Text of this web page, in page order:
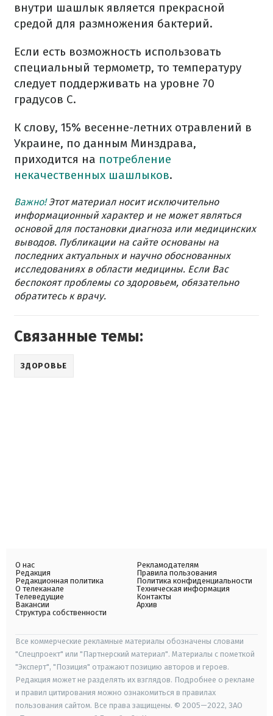
внутри шашлык является прекрасной
средой для размножения бактерий.
Если есть возможность использовать
специальный термометр, то температуру
следует поддерживать на уровне 70
градусов С.
К слову, 15% весенне-летних отравлений в
Украине, по данным Минздрава,
приходится на потребление
некачественных шашлыков.
Важно!Этот материал носит исключительно
информационный характер и не может являться
основой для постановки диагноза или медицинских
выводов. Публикации на сайте основаны на
последних актуальных и научно обоснованных
исследованиях в области медицины. Если Вас
беспокоят проблемы со здоровьем, обязательно
обратитесь к врачу.
Связанные темы:
ЗДОРОВЬЕ
О нас
Редакция
Редакционная политика
О телеканале
Телеведущие
Вакансии
Структура собственности
Рекламодателям
Правила пользования
Политика конфиденциальности
Техническая информация
Контакты
Архив
Все коммерческие рекламные материалы обозначены словами
"Спецпроект" или "Партнерский материал". Материалы с пометкой
"Эксперт", "Позиция" отражают позицию авторов и героев.
Редакция может не разделять их взглядов. Подробнее о рекламе
и правил цитирования можно ознакомиться в правилах
пользования сайтом. Все права защищены. © 2005—2022, ЗАО